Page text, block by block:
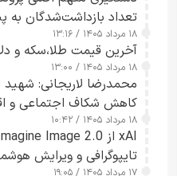
تعداد بازداشت‌شدگان به
۱۸ مرداد ۱۴۰۵ / ۱۳:۱۶
آخرین قیمت طلا،سکه و
۱۸ مرداد ۱۴۰۵ / ۱۳:۰۰
محمدرضا لاریجانی: شهید
کاهش شکاف اجتماعی و
۱۸ مرداد ۱۴۰۵ / ۱۰:۴۲
تایپوگرافی و ویرایش
۱۷ مرداد ۱۴۰۵ / ۱۹:۰۵